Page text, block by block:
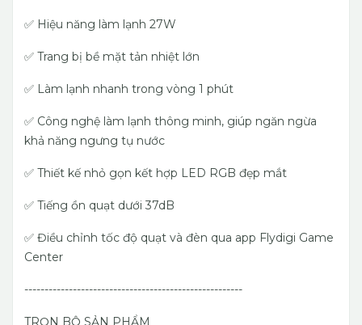
✅ Hiệu năng làm lạnh 27W
✅ Trang bị bề mặt tản nhiệt lớn
✅ Làm lạnh nhanh trong vòng 1 phút
✅ Công nghệ làm lạnh thông minh, giúp ngăn ngừa
khả năng ngưng tụ nước
✅ Thiết kế nhỏ gọn kết hợp LED RGB đẹp mắt
✅ Tiếng ồn quạt dưới 37dB
✅ Điều chỉnh tốc độ quạt và đèn qua app Flydigi Game
Center
------------------------------------------------------
TRỌN BỘ SẢN PHẨM